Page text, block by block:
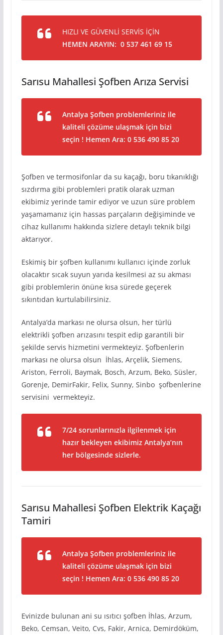
HIZLI VE GÜVENLİ SERVİS İÇİN
HEMEN ARAYIN: 0 537 461 69 15
Sarısu Mahallesi Şofben Arıza Servisi
Antalya Şofben problemleriniz ile
kaliteli çözüme ulaşmak için bizi
seçin ! Hemen Ara: 0 536 490 85 20
Şofben ve termosifonlar da su kaçağı, boru tıkanıklığı
sızdırma gibi problemleri pratik olarak uzman
ekibimiz yerinde tamir ediyor ve uzun süre problem
yaşamamanız için hassas parçaların değişiminde ve
cihaz kullanımı hakkında sizlere detaylı teknik bilgi
aktarıyor.
Eskimiş bir şofben kullanımı kullanıcı içinde zorluk
olacaktır sıcak suyun yarıda kesilmesi az su akması
gibi problemlerin önüne kısa sürede geçerek
sıkıntıdan kurtulabilirsiniz.
Antalya’da markası ne olursa olsun, her türlü
elektrikli şofben arızasını tespit edip garantili bir
şekilde servis hizmetini vermekteyiz. Şofbenlerin
markası ne olursa olsun İhlas, Arçelik, Siemens,
Ariston, Ferroli, Baymak, Bosch, Arzum, Beko, Süsler,
Gorenje, DemirFakir, Felix, Sunny, Sinbo şofbenlerine
servisini vermekteyiz.
7/24 sorunlarınızla ilgilenmek için
hazır bekleyen ekibimiz Antalya’nın
her bölgesinde sizlerle.
Sarısu Mahallesi Şofben Elektrik Kaçağı
Tamiri
Antalya Şofben problemleriniz ile
kaliteli çözüme ulaşmak için bizi
seçin ! Hemen Ara: 0 536 490 85 20
Evinizde bulunan ani su ısıtıcı şofben İhlas, Arzum,
Beko, Cemsan, Veito, Cvs, Fakir, Arnica, Demirdöküm,